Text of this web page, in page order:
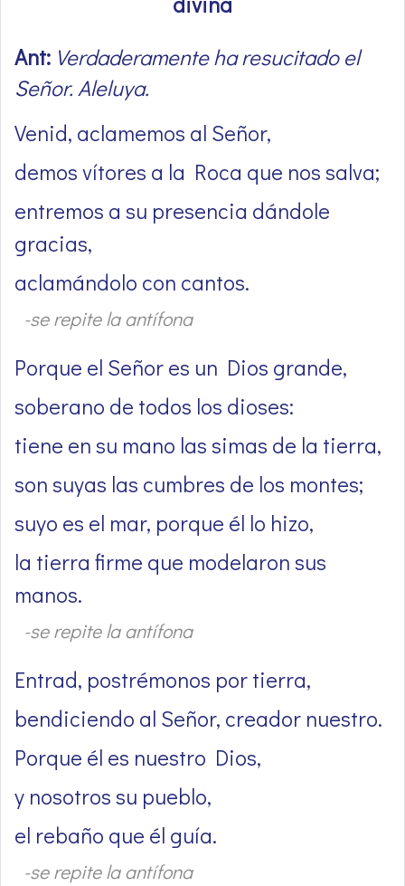
Ant: Verdaderamente ha resucitado el
Señor. Aleluya.
Venid, aclamemos al Señor,
demos vítores a la Roca que nos salva;
entremos a su presencia dándole
gracias,
aclamándolo con cantos.
-se repite la antífona
Porque el Señor es un Dios grande,
soberano de todos los dioses:
tiene en su mano las simas de la tierra,
son suyas las cumbres de los montes;
suyo es el mar, porque él lo hizo,
la tierra firme que modelaron sus
manos.
-se repite la antífona
Entrad, postrémonos por tierra,
bendiciendo al Señor, creador nuestro.
Porque él es nuestro Dios,
y nosotros su pueblo,
el rebaño que él guía.
-se repite la antífona